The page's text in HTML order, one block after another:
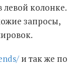
левой колонке.
запросы,
и так же по